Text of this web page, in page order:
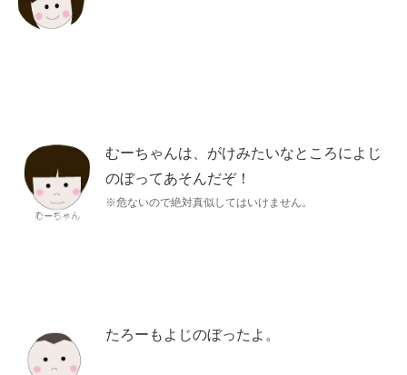
むーちゃんは、がけみたいなところによじ
のぼってあそんだぞ！
※危ないので絶対真似してはいけません。
たろーもよじのぼったよ。